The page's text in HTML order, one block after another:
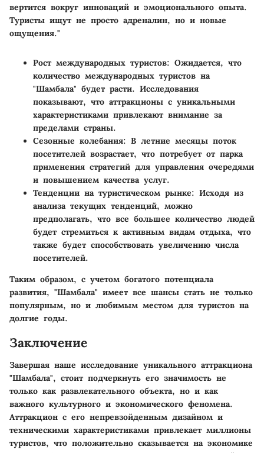
вертится вокруг инноваций и эмоционального опыта.
Туристы ищут не просто адреналин, но и новые
ощущения."
Рост международных туристов: Ожидается, что
количество международных туристов на
"Шамбала" будет расти. Исследования
показывают, что аттракционы с уникальными
характеристиками привлекают внимание за
пределами страны.
Сезонные колебания: В летние месяцы поток
посетителей возрастает, что потребует от парка
применения стратегий для управления очередями
и повышением качества услуг.
Тенденции на туристическом рынке: Исходя из
анализа текущих тенденций, можно
предполагать, что все большее количество людей
будет стремиться к активным видам отдыха, что
также будет способствовать увеличению числа
посетителей.
Таким образом, с учетом богатого потенциала
развития, "Шамбала" имеет все шансы стать не только
популярным, но и любимым местом для туристов на
долгие годы.
Заключение
Завершая наше исследование уникального аттракциона
"Шамбала", стоит подчеркнуть его значимость не
только как развлекательного объекта, но и как
важного культурного и экономического феномена.
Аттракцион с его непревзойденным дизайном и
техническими характеристиками привлекает миллионы
туристов, что положительно сказывается на экономике